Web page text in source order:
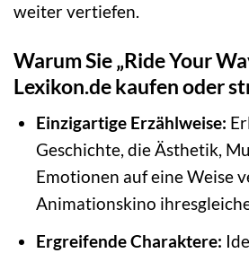
weiter vertiefen.
Warum Sie „Ride Your
Lexikon.de kaufen oder
Einzigartige Erzählweise:
Geschichte, die Ästhetik,
Emotionen auf eine Weise
Animationskino
Ergreifende Charaktere: